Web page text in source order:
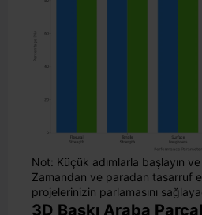
Not: Küçük adımlarla başlayın ve
Zamandan ve paradan tasarruf
projelerinizin parlamasını
3D Baskı Araba